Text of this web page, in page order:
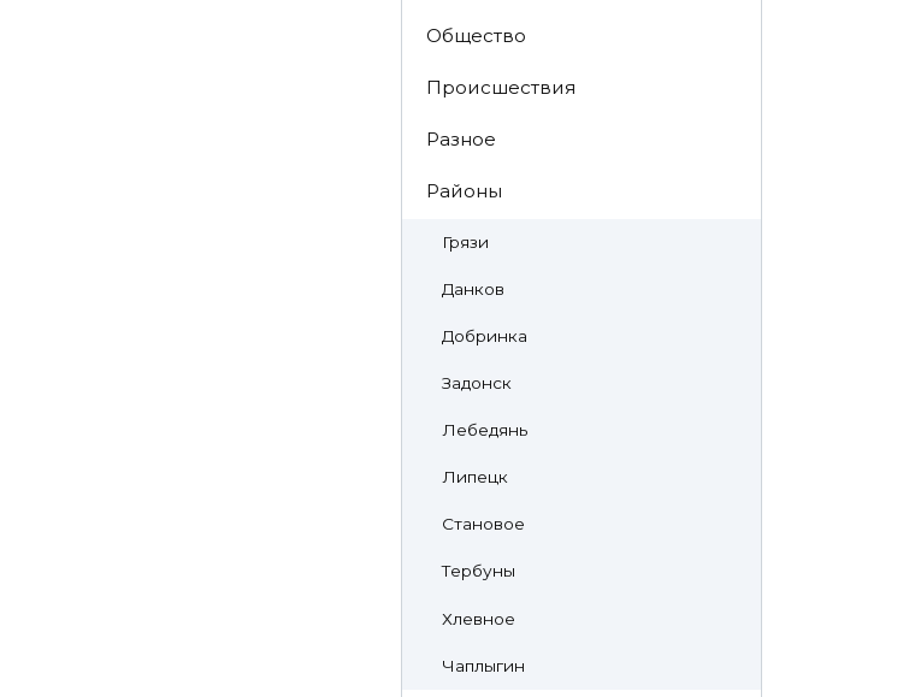
Общество
Происшествия
Разное
Районы
Грязи
Данков
Добринка
Задонск
Лебедянь
Липецк
Становое
Тербуны
Хлевное
Чаплыгин